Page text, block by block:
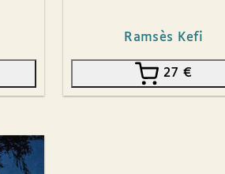
Ramsès Kefi
27€